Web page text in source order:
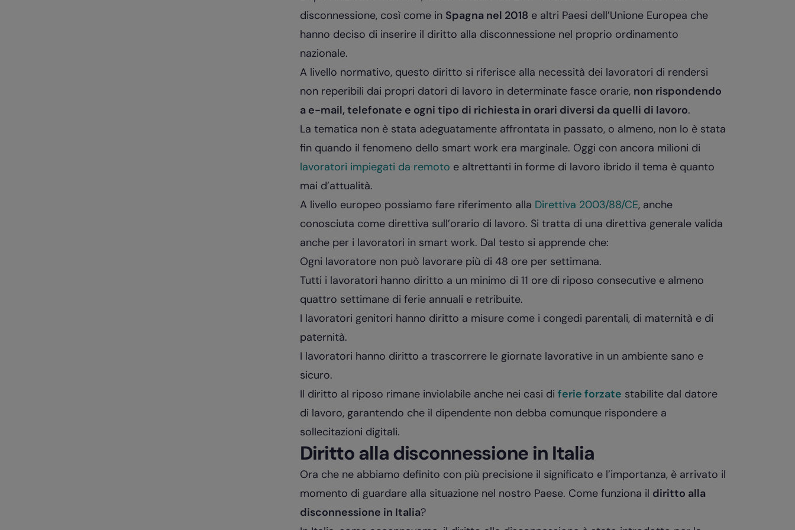
disconnessione, così come in Spagna nel 2018 e altri Paesi dell’Unione Europea che
hanno deciso di inserire il diritto alla disconnessione nel proprio ordinamento
nazionale.
A livello normativo, questo diritto si riferisce alla necessità dei lavoratori di rendersi
non reperibili dai propri datori di lavoro in determinate fasce orarie, non rispondendo
a e-mail, telefonate e ogni tipo di richiesta in orari diversi da quelli di lavoro.
La tematica non è stata adeguatamente affrontata in passato, o almeno, non lo è stata
fin quando il fenomeno dello smart work era marginale. Oggi con ancora milioni di
lavoratori impiegati da remoto e altrettanti in forme di lavoro ibrido il tema è quanto
mai d’attualità.
A livello europeo possiamo fare riferimento alla Direttiva 2003/88/CE, anche
conosciuta come direttiva sull’orario di lavoro. Si tratta di una direttiva generale valida
anche per i lavoratori in smart work. Dal testo si apprende che:
Ogni lavoratore non può lavorare più di 48 ore per settimana.
Tutti i lavoratori hanno diritto a un minimo di 11 ore di riposo consecutive e almeno
quattro settimane di ferie annuali e retribuite.
I lavoratori genitori hanno diritto a misure come i congedi parentali, di maternità e di
paternità.
I lavoratori hanno diritto a trascorrere le giornate lavorative in un ambiente sano e
sicuro.
Il diritto al riposo rimane inviolabile anche nei casi di ferie forzate stabilite dal datore
di lavoro, garantendo che il dipendente non debba comunque rispondere a
sollecitazioni digitali.
Diritto alla disconnessione in Italia
Ora che ne abbiamo definito con più precisione il significato e l’importanza, è arrivato il
momento di guardare alla situazione nel nostro Paese. Come funziona il diritto alla
disconnessione in Italia?